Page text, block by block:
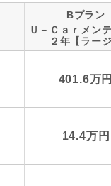
Bプラン
Ｕ－Ｃａｒメン
２年【ラー
401.6万
14.4万円